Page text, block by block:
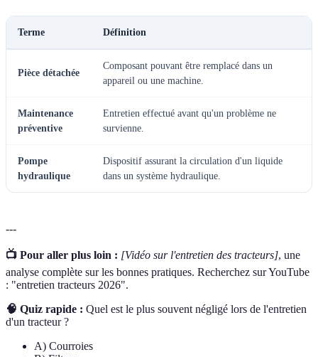
Terme Définition
Pièce détachée
Composant pouvant être remplacé dans un
appareil ou une machine.
Maintenance
préventive
Entretien effectué avant qu'un problème ne
survienne.
Pompe
hydraulique
Dispositif assurant la circulation d'un liquide
dans un système hydraulique.
---
📺 Pour aller plus loin : [Vidéo sur l'entretien des tracteurs], une
analyse complète sur les bonnes pratiques. Recherchez sur YouTube
: "entretien tracteurs 2026".
🧠 Quiz rapide : Quel est le plus souvent négligé lors de l'entretien
d'un tracteur ?
A) Courroies